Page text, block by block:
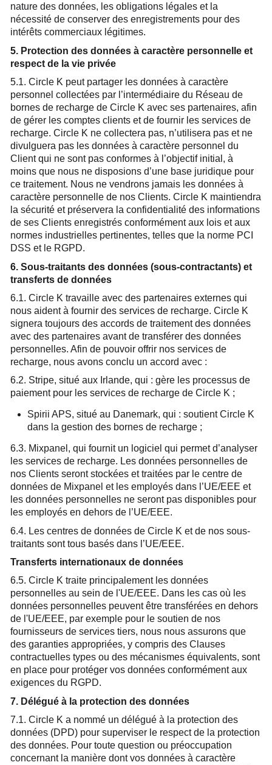
nature des données, les obligations légales et la
nécessité de conserver des enregistrements pour des
intérêts commerciaux légitimes.
5. Protection des données à caractère personnelle et
respect de la vie privée
5.1. Circle K peut partager les données à caractère
personnel collectées par l’intermédiaire du Réseau de
bornes de recharge de Circle K avec ses partenaires, afin
de gérer les comptes clients et de fournir les services de
recharge. Circle K ne collectera pas, n’utilisera pas et ne
divulguera pas les données à caractère personnel du
Client qui ne sont pas conformes à l’objectif initial, à
moins que nous ne disposions d’une base juridique pour
ce traitement. Nous ne vendrons jamais les données à
caractère personnelle de nos Clients. Circle K maintiendra
la sécurité et préservera la confidentialité des informations
de ses Clients enregistrés conformément aux lois et aux
normes industrielles pertinentes, telles que la norme PCI
DSS et le RGPD.
6. Sous-traitants des données (sous-contractants) et
transferts de données
6.1. Circle K travaille avec des partenaires externes qui
nous aident à fournir des services de recharge. Circle K
signera toujours des accords de traitement des données
avec des partenaires avant de transférer des données
personnelles. Afin de pouvoir offrir nos services de
recharge, nous avons conclu un accord avec :
6.2. Stripe, situé aux Irlande, qui : gère les processus de
paiement pour les services de recharge de Circle K ;
Spirii APS, situé au Danemark, qui : soutient Circle K
dans la gestion des bornes de recharge ;
6.3. Mixpanel, qui fournit un logiciel qui permet d’analyser
les services de recharge. Les données personnelles de
nos Clients seront stockées et traitées par le centre de
données de Mixpanel et les employés dans l’UE/EEE et
les données personnelles ne seront pas disponibles pour
les employés en dehors de l’UE/EEE.
6.4. Les centres de données de Circle K et de nos sous-
traitants sont tous basés dans l’UE/EEE.
Transferts internationaux de données
6.5. Circle K traite principalement les données
personnelles au sein de l'UE/EEE. Dans les cas où les
données personnelles peuvent être transférées en dehors
de l'UE/EEE, par exemple pour le soutien de nos
fournisseurs de services tiers, nous nous assurons que
des garanties appropriées, y compris des Clauses
contractuelles types ou des mécanismes équivalents, sont
en place pour protéger vos données conformément aux
exigences du RGPD.
7. Délégué à la protection des données
7.1. Circle K a nommé un délégué à la protection des
données (DPD) pour superviser le respect de la protection
des données. Pour toute question ou préoccupation
concernant la manière dont vos données à caractère